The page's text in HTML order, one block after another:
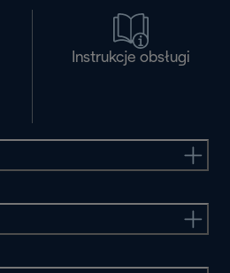
Instrukcje obsługi